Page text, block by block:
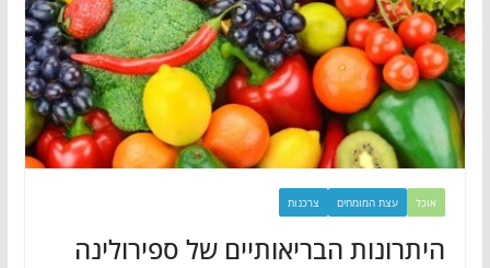
אוכל עצת המומחים צרכנות
היתרונות הבריאותיים של ספירולינה